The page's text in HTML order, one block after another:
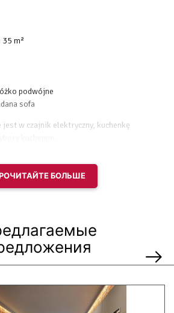
35 m²
podwójne
sofa
w czajnik elektryczny, kuchenkę
ekranem
БОЛЬШЕ